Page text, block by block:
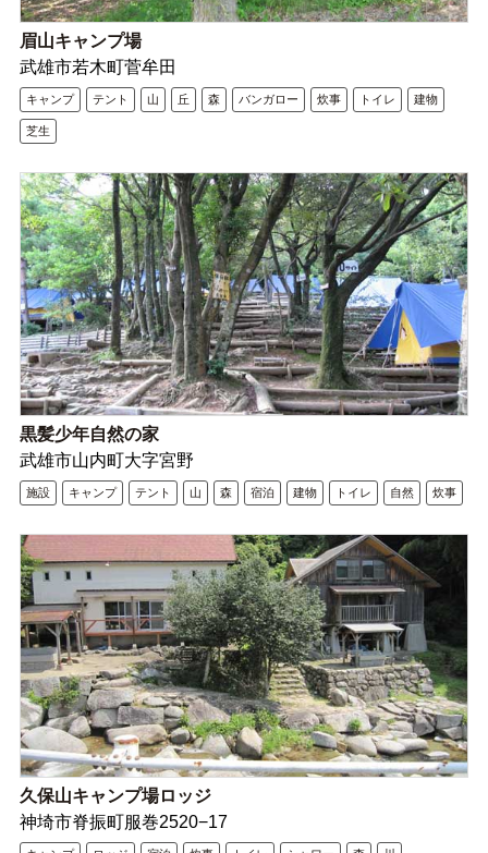
眉山キャンプ場
武雄市若木町菅牟田
キャンプ テント 山 丘 森 バンガロー 炊事 トイレ 建物
芝生
黒髪少年自然の家
武雄市山内町大字宮野
施設 キャンプ テント 山 森 宿泊 建物 トイレ 自然 炊事
久保山キャンプ場ロッジ
神埼市脊振町服巻2520−17